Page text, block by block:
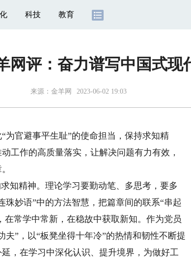
科技 教育
网评：奋力谱写中国式现
来源： 金羊网 2023-06-02 19:03
官避事平生耻”的使命担当，保持求知精
工作的高质量落实，让解决问题有力有效，
精神。理论学习要勤动笔、多思考，要多
妙语”中的方法智慧，把篇章间的联系“串起
常学中常新，在稳故中获取新知。作为党员
”，以“板凳坐得十年冷”的热情和韧性不断提
，在学习中深化认识、提升境界，为做好工